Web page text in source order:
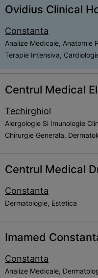
Ovidius Clinical
Constanta
Analize Medicale, Anatomie
Terapie Intensiva,
Centrul Medical
Techirghiol
Alergologie Si Imunologie
Chirurgie Generala,
Centrul Medical
Constanta
Dermatologie, Estetica
Imamed
Constanta
Analize Medicale,